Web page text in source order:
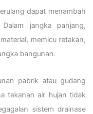
dapat menambah
jangka panjang,
memicu retakan,
bangunan.
pabrik atau gudang
tekanan air hujan tidak
sistem drainase